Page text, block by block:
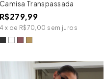
Camisa Transpassada
R$279,99
4 x de R$70,00 sem juros